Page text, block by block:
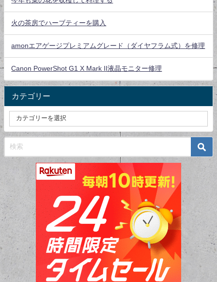
火の茶房でハーブティーを購入
amonエアゲージプレミアムグレード（ダイヤフラム式）を修理
Canon PowerShot G1 X Mark II液晶モニター修理
カテゴリー